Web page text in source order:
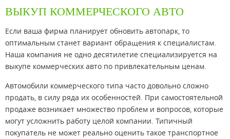
ВЫКУП КОММЕРЧЕСКОГО АВТО
Если ваша фирма планирует обновить автопарк, то
оптимальным станет вариант обращения к специалистам.
Наша компания не одно десятилетие специализируется на
выкупе коммерческих авто по привлекательным ценам.
Автомобили коммерческого типа часто довольно сложно
продать, в силу ряда их особенностей. При самостоятельной
продаже возникает множество проблем и вопросов, которые
могут усложнить работу целой компании. Типичный
покупатель не может реально оценить такое транспортное